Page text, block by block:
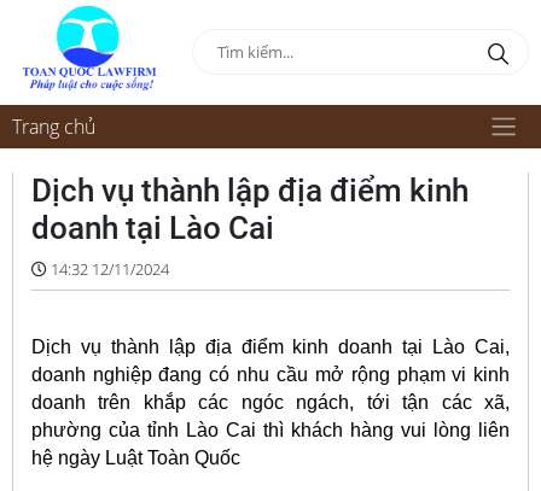
Trang chủ
Dịch vụ thành lập địa điểm kinh
doanh tại Lào Cai
14:32 12/11/2024
Dịch vụ thành lập địa điểm kinh doanh tại Lào Cai,
doanh nghiệp đang có nhu cầu mở rộng phạm vi kinh
doanh trên khắp các ngóc ngách, tới tận các xã,
phường của tỉnh Lào Cai thì khách hàng vui lòng liên
hệ ngày Luật Toàn Quốc